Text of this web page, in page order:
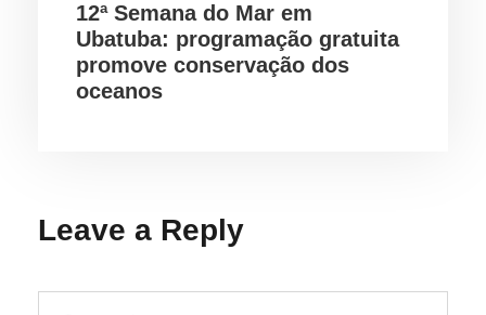
12ª Semana do Mar em
Ubatuba: programação gratuita
promove conservação dos
oceanos
Leave a Reply